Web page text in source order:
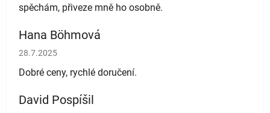
spěchám, přiveze mně ho osobně.
Hana Böhmová
Hodnocení obchodu je 5 z 5 hvězdiček.
28.7.2025
Dobré ceny, rychlé doručení.
David Pospíšil